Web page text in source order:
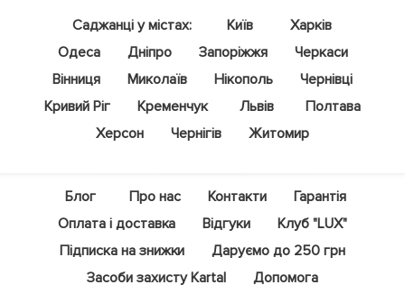
Саджанці у містах: Київ
Харків
Одеса
Дніпро Запоріжжя
Черкаси
Вінниця
Миколаїв Нікополь
Чернівці
Кривий Ріг
Кременчук Львів
Полтава
Херсон
Чернігів Житомир
Блог Про нас Контакти
Гарантія
Оплата і доставка
Відгуки
Клуб "LUX"
Підписка на знижки
Даруємо до 250 грн
Засоби захисту Kartal
Допомога